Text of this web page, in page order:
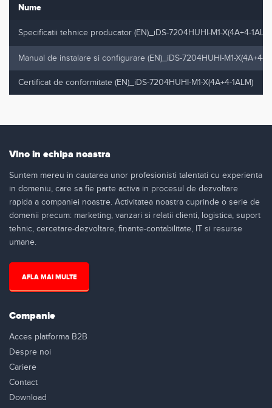
Nume
Specificatii tehnice producator (EN)_iDS-7204HUHI-M1-X(4A+4-1ALM)
Manual de instalare si configurare (EN)_iDS-7204HUHI-M1-X(4A+4-
Certificat de conformitate (EN)_iDS-7204HUHI-M1-X(4A+4-1ALM)
Vino in echipa noastra
Suntem mereu in cautarea unor profesionisti talentati cu experienta
in domeniu, care sa fie parte activa in procesul de dezvoltare
rapida a companiei noastre. Activitatea noastra cuprinde o serie de
domenii precum: marketing, vanzari si relatii clienti, logistica, suport
tehnic, cercetare-dezvoltare, finante-contabilitate, IT si resurse
umane.
AFLA MAI MULTE
Companie
Acces platforma B2B
Despre noi
Cariere
Contact
Download